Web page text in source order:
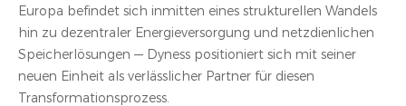
Europa befindet sich inmitten eines strukturellen Wandels
hin zu dezentraler Energieversorgung und netzdienlichen
Speicherlösungen — Dyness positioniert sich mit seiner
neuen Einheit als verlässlicher Partner für diesen
Transformationsprozess.